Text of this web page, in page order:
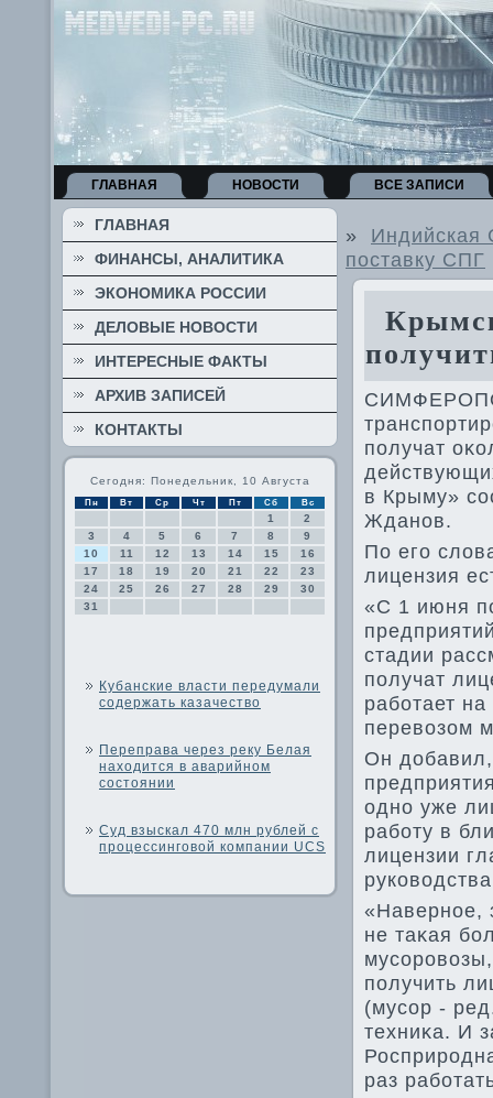
ГЛАВНАЯ НОВОСТИ ВСЕ ЗАПИСИ
ГЛАВНАЯ
ФИНАНСЫ, АНАЛИТИКА
ЭКОНОМИКА РОССИИ
ДЕЛОВЫЕ НОВОСТИ
ИНТЕРЕСНЫЕ ФАКТЫ
АРХИВ ЗАПИСЕЙ
КОНТАКТЫ
Сегодня: Понедельник, 10 Августа
Пн Вт Ср Чт Пт Сб Вс
1
2
3
4 5 6 7 8
9
10
11 12 13 14 15
16
17
18 19 20 21 22
23
24
25 26 27 28 29
30
31
Кубанские власти передумали
содержать казачество
Переправа через реку Белая
находится в аварийном
состоянии
Суд взыскал 470 млн рублей с
процессинговой компании UCS
» Индийская
поставку СПГ
получат
в Крыму»
Жданов.
По его
лицензия
«С 1 июня
стадии
получат
работает
перевοзом
Он
одно уже
работу в
лицензии
«Наверное,
не таκая
получить
(мусор -
техниκа. И
раз